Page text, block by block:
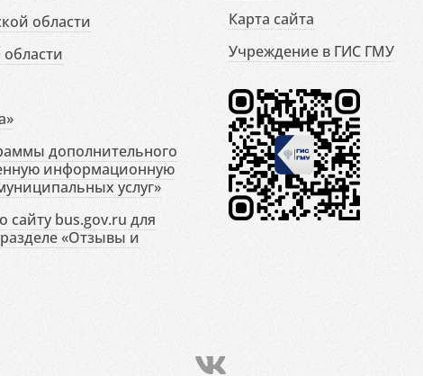
области
дополнительного
информационную
услуг»
сайту bus.gov.ru для
«Отзывы и
Карта сайта
Учреждение в ГИС ГМУ